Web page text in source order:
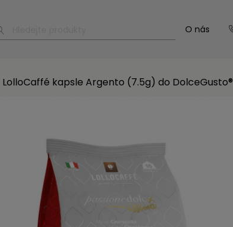
O nás
LolloCaffé kapsle Argento (7.5g) do DolceGusto®